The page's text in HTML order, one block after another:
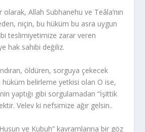
Allah Subhanehu ve Teâla’nın
niçin, bu hüküm bu asra uygun
teslimiyetimize zarar veren
hak sahibi değiliz.
öldüren, sorguya çekecek
belirleme yetkisi olan O ise,
yaptığı gibi sorgulamadan “İşittik
Velev ki nefsimize ağır gelsin..
ve Kubuh” kavramlarına bir göz